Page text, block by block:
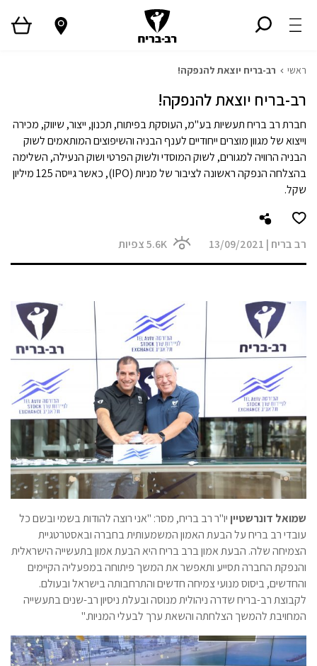
ראשי רב-בריח יוצאת להנפקה!
רב-בריח יוצאת להנפקה!
חברת רב בריח תעשיות בע"מ, העוסקת בפיתוח, תכנון, ייצור, שיווק, מכירה
וייצוא של מגוון מוצרים ייחודיים לענף הבניה והשיפוצים המותאמים לשוק
הבניה הרוויה למגורים, לשוק המוסדי ולשוק הפרטי ושוק הנעילה, השלימה
בהצלחה הנפקה ראשונה לציבור של מניות (IPO), כאשר גייסה 125 מיליון
שקל.
רב בריח |
13/09/2021
5.6Kצפיות
שמואל דונרשטיין יו"ר רב בריח, מסר: "אני רוצה להודות בשמי ובשם כל
עובדי רב בריח על הבעת האמון המשמעותית בחברה ובאסטרטגיית
הצמיחה שלה. הבעת אמון ברב בריח היא הבעת אמון בתעשייה הישראלית
והנפקת החברה תסייע ותאפשר את המשך פיתוחה במפעליה הקיימים
והחדשים, ביסוס מנועי צמיחה חדשים והתרחבותה בישראל ובעולם.
לקבוצת רב-בריח שדרה ניהולית מנוסה ובעלת ניסיון רב-שנים בתעשייה
המחויבת להמשך הצלחתה והשאת ערך לבעלי המניות."